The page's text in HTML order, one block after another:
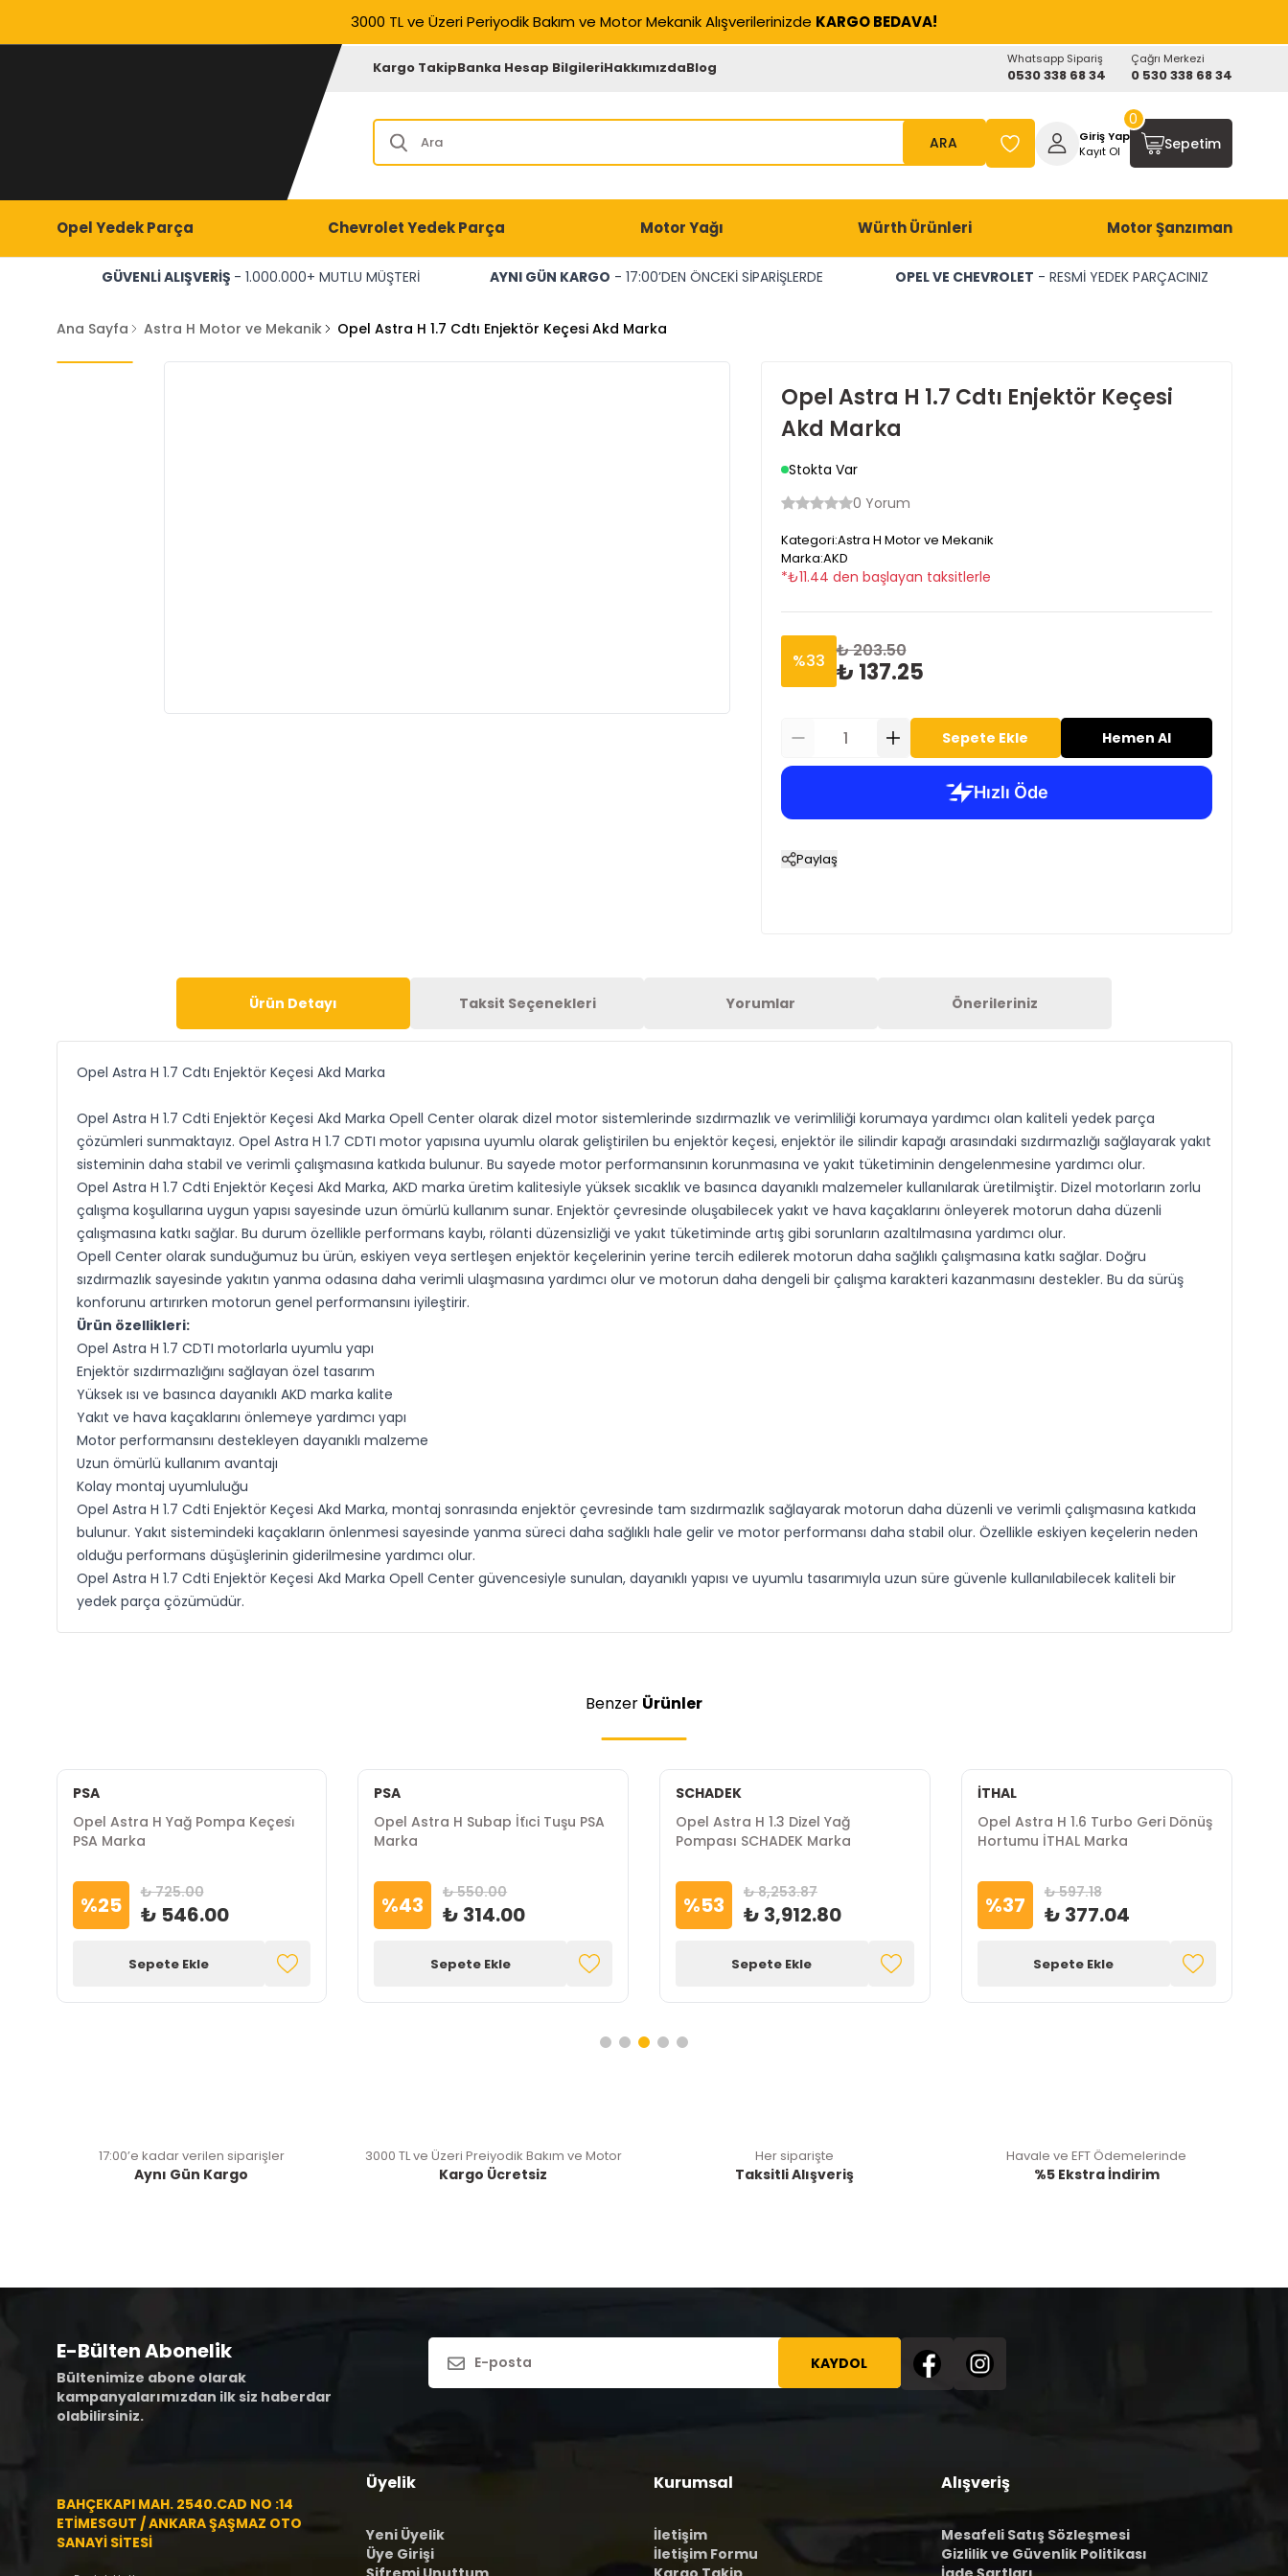
3000 TL ve Üzeri Periyodik Bakım ve Motor Mekanik Alışverilerinizde KARGO BEDAVA!
Kargo TakipBanka Hesap BilgileriHakkımızdaBlog Whatsapp Sipariş
0530 338 68 34
Çağrı Merkezi
0 530 338 68 34
ARA
Giriş Yap
Kayıt Ol
Sepetim
0
Opel Yedek Parça Chevrolet Yedek Parça Motor Yağı Würth Ürünleri Motor Şanzıman
GÜVENLİ ALIŞVERİŞ - 1.000.000+ MUTLU MÜŞTERİ AYNI GÜN KARGO - 17:00’DEN ÖNCEKİ SİPARİŞLERDE OPEL VE CHEVROLET - RESMİ YEDEK PARÇACINIZ
Ana Sayfa Astra H Motor ve Mekanik Opel Astra H 1.7 Cdtı Enjektör Keçesi Akd Marka
Opel Astra H 1.7 Cdtı Enjektör Keçesi
Akd Marka
Stokta Var
0 Yorum
Kategori:Astra H Motor ve Mekanik
Marka:AKD
*₺11.44 den başlayan taksitlerle
%33 ₺ 203.50
₺ 137.25
Sepete Ekle Hemen Al
Paylaş
Ürün Detayı Taksit Seçenekleri Yorumlar Önerileriniz
Opel Astra H 1.7 Cdtı Enjektör Keçesi Akd Marka
Opel Astra H 1.7 Cdti Enjektör Keçesi Akd Marka Opell Center olarak dizel motor sistemlerinde sızdırmazlık ve verimliliği korumaya yardımcı olan kaliteli yedek parça
çözümleri sunmaktayız. Opel Astra H 1.7 CDTI motor yapısına uyumlu olarak geliştirilen bu enjektör keçesi, enjektör ile silindir kapağı arasındaki sızdırmazlığı sağlayarak yakıt
sisteminin daha stabil ve verimli çalışmasına katkıda bulunur. Bu sayede motor performansının korunmasına ve yakıt tüketiminin dengelenmesine yardımcı olur.
Opel Astra H 1.7 Cdti Enjektör Keçesi Akd Marka, AKD marka üretim kalitesiyle yüksek sıcaklık ve basınca dayanıklı malzemeler kullanılarak üretilmiştir. Dizel motorların zorlu
çalışma koşullarına uygun yapısı sayesinde uzun ömürlü kullanım sunar. Enjektör çevresinde oluşabilecek yakıt ve hava kaçaklarını önleyerek motorun daha düzenli
çalışmasına katkı sağlar. Bu durum özellikle performans kaybı, rölanti düzensizliği ve yakıt tüketiminde artış gibi sorunların azaltılmasına yardımcı olur.
Opell Center olarak sunduğumuz bu ürün, eskiyen veya sertleşen enjektör keçelerinin yerine tercih edilerek motorun daha sağlıklı çalışmasına katkı sağlar. Doğru
sızdırmazlık sayesinde yakıtın yanma odasına daha verimli ulaşmasına yardımcı olur ve motorun daha dengeli bir çalışma karakteri kazanmasını destekler. Bu da sürüş
konforunu artırırken motorun genel performansını iyileştirir.
Ürün özellikleri:
Opel Astra H 1.7 CDTI motorlarla uyumlu yapı
Enjektör sızdırmazlığını sağlayan özel tasarım
Yüksek ısı ve basınca dayanıklı AKD marka kalite
Yakıt ve hava kaçaklarını önlemeye yardımcı yapı
Motor performansını destekleyen dayanıklı malzeme
Uzun ömürlü kullanım avantajı
Kolay montaj uyumluluğu
Opel Astra H 1.7 Cdti Enjektör Keçesi Akd Marka, montaj sonrasında enjektör çevresinde tam sızdırmazlık sağlayarak motorun daha düzenli ve verimli çalışmasına katkıda
bulunur. Yakıt sistemindeki kaçakların önlenmesi sayesinde yanma süreci daha sağlıklı hale gelir ve motor performansı daha stabil olur. Özellikle eskiyen keçelerin neden
olduğu performans düşüşlerinin giderilmesine yardımcı olur.
Opel Astra H 1.7 Cdti Enjektör Keçesi Akd Marka Opell Center güvencesiyle sunulan, dayanıklı yapısı ve uyumlu tasarımıyla uzun süre güvenle kullanılabilecek kaliteli bir
yedek parça çözümüdür.
Benzer Ürünler
PSA
Opel Astra H Yağ Pompa Keçesi̇
PSA Marka
%25 ₺ 725.00
₺ 546.00
Sepete Ekle
PSA
Opel Astra H Subap İti̇ci Tuşu PSA
Marka
%43 ₺ 550.00
₺ 314.00
Sepete Ekle
SCHADEK
Opel Astra H 1.3 Dizel Yağ
Pompası SCHADEK Marka
%53 ₺ 8,253.87
₺ 3,912.80
Sepete Ekle
İTHAL
Opel Astra H 1.6 Turbo Geri Dönüş
Hortumu İTHAL Marka
%37 ₺ 597.18
₺ 377.04
Sepete Ekle
17:00’e kadar verilen siparişler
Aynı Gün Kargo
3000 TL ve Üzeri Preiyodik Bakım ve Motor
Kargo Ücretsiz
Her siparişte
Taksitli Alışveriş
Havale ve EFT Ödemelerinde
%5 Ekstra İndirim
E-Bülten Abonelik
Bültenimize abone olarak
kampanyalarımızdan ilk siz haberdar
olabilirsiniz.
KAYDOL
BAHÇEKAPI MAH. 2540.CAD NO :14
ETİMESGUT / ANKARA ŞAŞMAZ OTO
SANAYİ SİTESİ
Üyelik
Yeni Üyelik
Üye Girişi
Kurumsal
İletişim
İletişim Formu
Alışveriş
Mesafeli Satış Sözleşmesi
Gizlilik ve Güvenlik Politikası